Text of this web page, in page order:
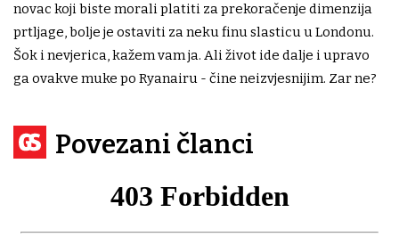
novac koji biste morali platiti za prekoračenje dimenzija
prtljage, bolje je ostaviti za neku finu slasticu u Londonu.
Šok i nevjerica, kažem vam ja. Ali život ide dalje i upravo
ga ovakve muke po Ryanairu - čine neizvjesnijim. Zar ne?
Povezani članci